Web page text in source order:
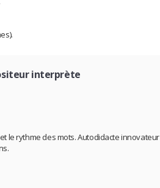
interprète
le rythme des mots. Autodidacte innovateur